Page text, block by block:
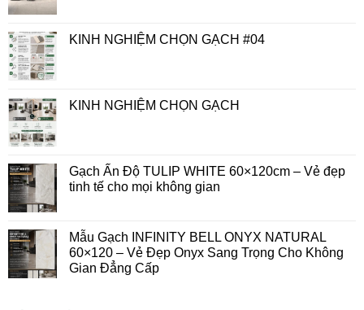
KINH NGHIỆM CHỌN GẠCH #04
KINH NGHIỆM CHỌN GẠCH
Gạch Ấn Độ TULIP WHITE 60×120cm – Vẻ đẹp
tinh tế cho mọi không gian
Mẫu Gạch INFINITY BELL ONYX NATURAL
60×120 – Vẻ Đẹp Onyx Sang Trọng Cho Không
Gian Đẳng Cấp